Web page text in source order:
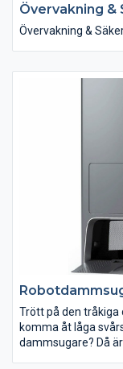
Övervakning &
Övervakning &
Trött på den
komma åt låga
dammsugare? Då